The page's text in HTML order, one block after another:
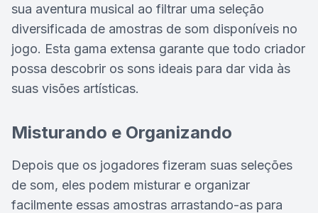
sua aventura musical ao filtrar uma seleção
diversificada de amostras de som disponíveis no
jogo. Esta gama extensa garante que todo criador
possa descobrir os sons ideais para dar vida às
suas visões artísticas.
Misturando e Organizando
Depois que os jogadores fizeram suas seleções
de som, eles podem misturar e organizar
facilmente essas amostras arrastando-as para